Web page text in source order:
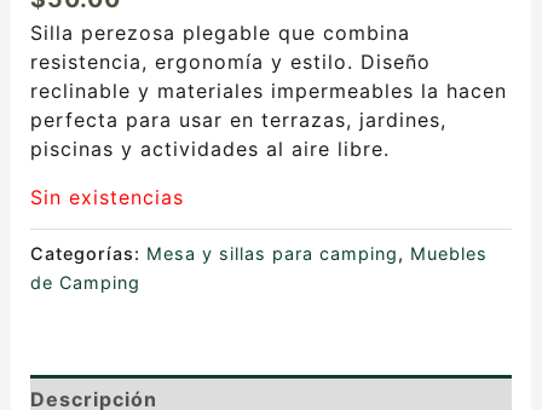
Silla perezosa plegable que combina
resistencia, ergonomía y estilo. Diseño
reclinable y materiales impermeables la hacen
perfecta para usar en terrazas, jardines,
piscinas y actividades al aire libre.
Sin existencias
Categorías: Mesa y sillas para camping, Muebles
de Camping
Descripción